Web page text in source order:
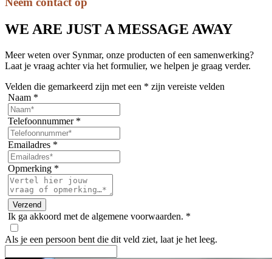
WE ARE JUST A MESSAGE AWAY
Meer weten over Synmar, onze producten of een samenwerking?
Laat je vraag achter via het formulier, we helpen je graag verder.
Velden die gemarkeerd zijn met een * zijn vereiste velden
Naam *
Telefoonnummer *
Emailadres *
Opmerking *
Ik ga akkoord met de algemene voorwaarden. *
Als je een persoon bent die dit veld ziet, laat je het leeg.